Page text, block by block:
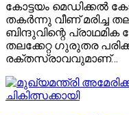
കോട്ടയം മെ‍ഡിക്കൽ
തകർന്നു വീണ് മരിച്ച
ബിന്ദുവിന്റെ പ്രാഥമിക
തലക്കേറ്റ ​ഗുരുതര
രക്തസ്രാവവുമാണ്…